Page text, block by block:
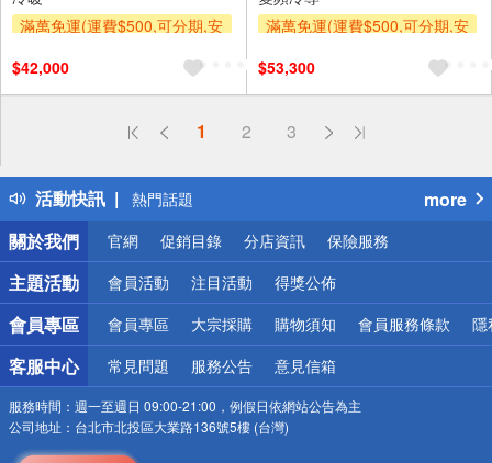
滿萬免運(運費$500,可分期,安
及使用6期以上分期0利率,需付
基本安裝運費)
$42,000
滿萬免運(運費$500,可分期,安
及使用6期以上分期0利率,需付
基本安裝運費)
$53,300
1 2 3
活動快訊
偏遠地區配送
得獎公告
熱門話題
銀行優惠
偏遠地區配送
詐騙網頁！請小心！
more
關於我們
官網 促銷目錄 分店資訊 保險服務
主題活動 會員活動 注目活動 得獎公佈
會員專區 會員專區 大宗採購 購物須知 會員服務條款 隱
客服中心 常見問題 服務公告 意見信箱
服務時間： 週一至週日 09:00-21:00，例假日依網站公告為主
公司地址： 台北市北投區大業路136號5樓 (台灣)